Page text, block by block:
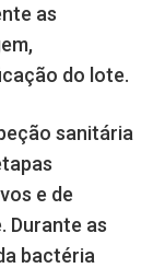
as
do lote.
sanitária
e de
Durante as
bactéria